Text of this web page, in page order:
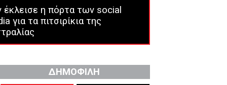
έκλεισε η πόρτα των social
για τα πιτσιρίκια της
ΔΗΜΟΦΙΛΗ